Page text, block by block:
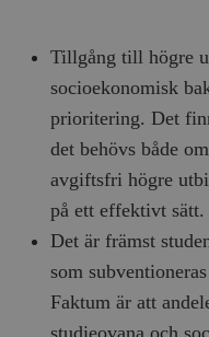
Tillgång till högre
socioekonomisk
prioritering. Det
det behövs både
avgiftsfri högre
på ett effektivt sätt.
Det är främst
som
Faktum är att